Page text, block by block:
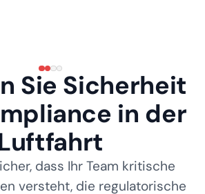
Sie Sicherheit
in der
dass Ihr Team kritische
versteht, die regulatorische